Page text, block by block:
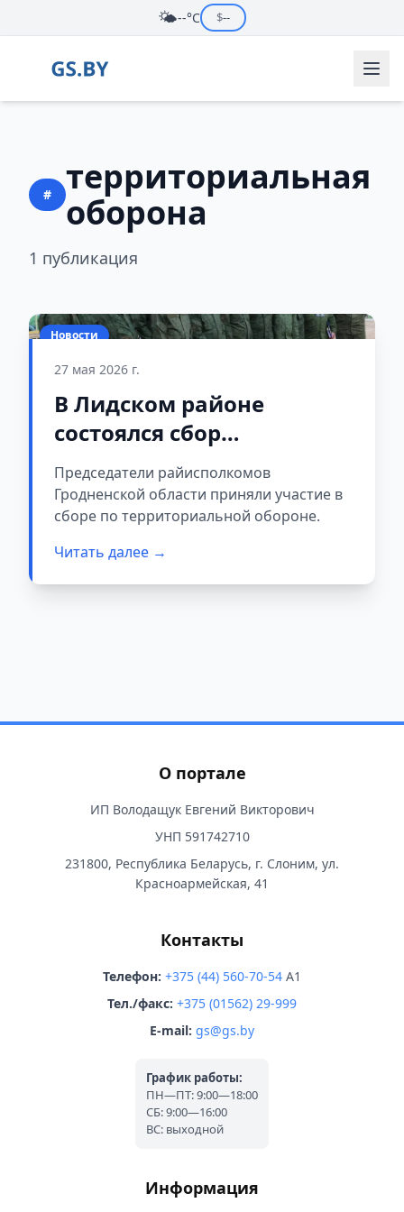
🌤️--°C $--
#
территориальная
оборона
1 публикация
Новости
27 мая 2026 г.
В Лидском районе
состоялся сбор
председателей
райисполкомов по
вопросам организации
территориальной
обороны
Председатели райисполкомов
Гродненской области приняли участие в
сборе по территориальной обороне.
Читать далее →
О портале
ИП Володащук Евгений Викторович
УНП 591742710
231800, Республика Беларусь, г. Слоним, ул.
Красноармейская, 41
Контакты
Телефон: +375 (44) 560-70-54 A1
Тел./факс: +375 (01562) 29-999
E-mail: gs@gs.by
График работы:
ПН—ПТ: 9:00—18:00
СБ: 9:00—16:00
ВС: выходной
Информация